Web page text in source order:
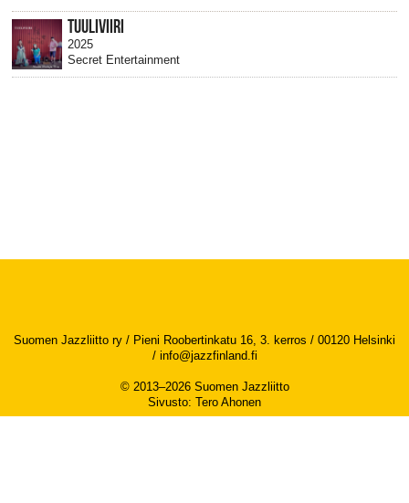
TUULIVIIRI
2025
Secret Entertainment
Suomen Jazzliitto ry / Pieni Roobertinkatu 16, 3. kerros / 00120 Helsinki
/ info@jazzfinland.fi
© 2013–2026 Suomen Jazzliitto
Sivusto: Tero Ahonen